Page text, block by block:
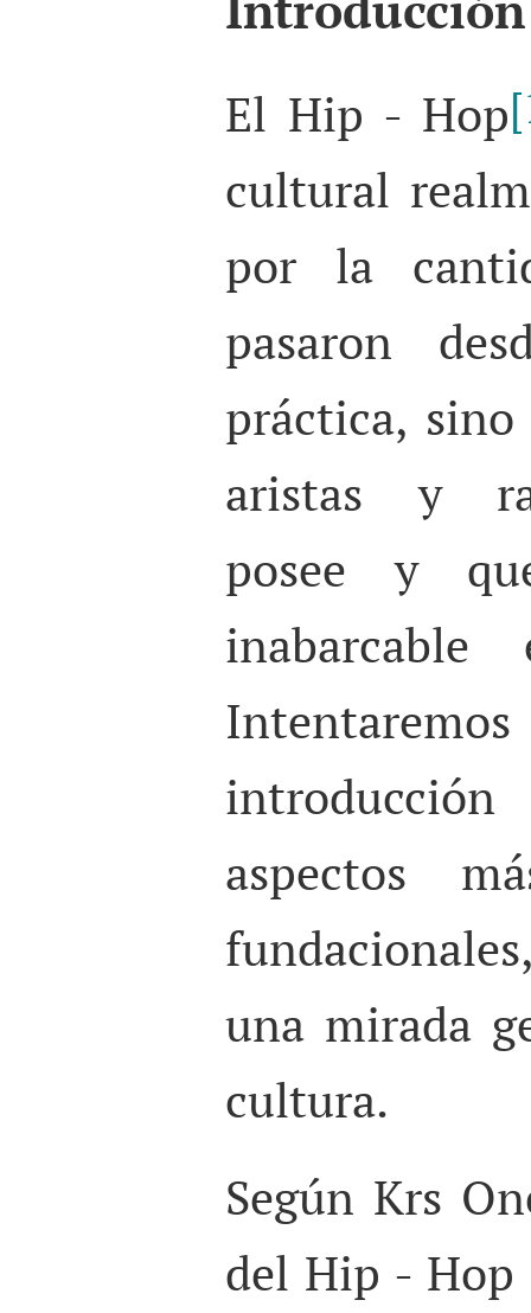
El Hip - Hop
cultural
por la
pasaron
práctica,
aristas y
posee y
aspectos
una mirada
cultura.
Según Krs
del Hip - Hop